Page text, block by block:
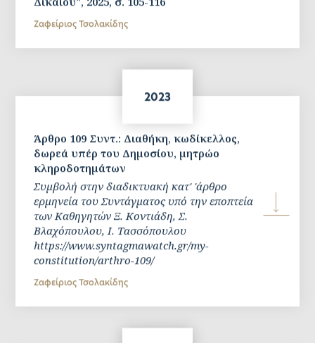
Ζαφείριος Τσολακίδης
2023
Άρθρο 109 Συντ.: Διαθήκη, κωδίκελλος,
δωρεά υπέρ του Δημοσίου, μητρώο
κληροδοτημάτων
Συμβολή στην διαδικτυακή κατ' 'άρθρο
ερμηνεία του Συντάγματος υπό την εποπτεία
των Καθηγητών Ξ. Κοντιάδη, Σ.
Βλαχόπουλου, Ι. Τασσόπουλου
https://www.syntagmawatch.gr/my-
constitution/arthro-109/
Ζαφείριος Τσολακίδης